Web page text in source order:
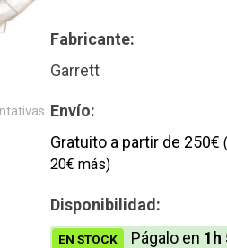
Reconstrucción
Fabricante:
Garrett
Envío:
Gratuito a partir de 250€
20€ más)
Disponibilidad:
EN STOCK Págalo en 1h